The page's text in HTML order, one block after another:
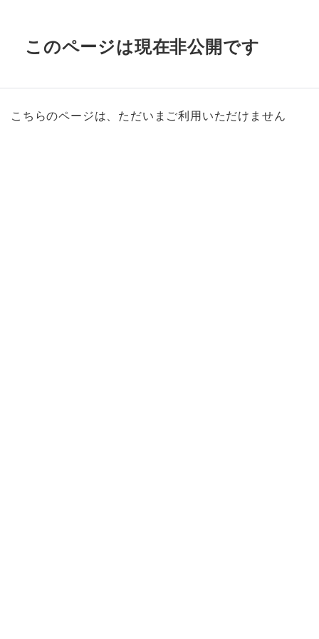
このページは現在非公開です
こちらのページは、ただいまご利用いただけません